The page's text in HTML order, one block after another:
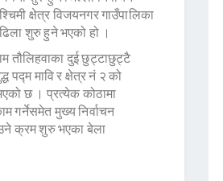
क्षेत्र विजयनगर गाउँपालिका
शुरु हुने भएको हो ।
तौलिहवाका दुई छुट्टाछुट्टै
पद्म मावि र क्षेत्र नं २ को
छ । प्रत्येक कोठामा
गर्नेसमेत मुख्य निर्वाचन
क्रम शुरु भएका बेला